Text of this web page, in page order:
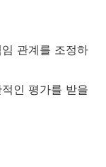
관계를 조정하
인 평가를 받을